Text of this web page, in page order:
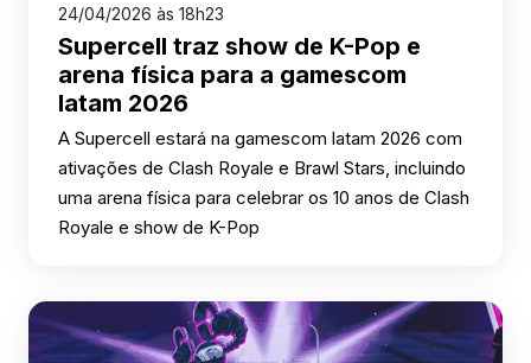
24/04/2026 às 18h23
Supercell traz show de K-Pop e
arena física para a gamescom
latam 2026
A Supercell estará na gamescom latam 2026 com
ativações de Clash Royale e Brawl Stars, incluindo
uma arena física para celebrar os 10 anos de Clash
Royale e show de K-Pop